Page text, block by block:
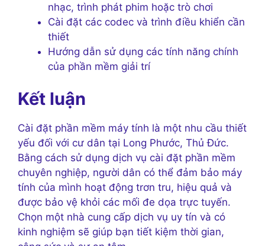
nhạc, trình phát phim hoặc trò chơi
Cài đặt các codec và trình điều khiển cần
thiết
Hướng dẫn sử dụng các tính năng chính
của phần mềm giải trí
Kết luận
Cài đặt phần mềm máy tính là một nhu cầu thiết
yếu đối với cư dân tại Long Phước, Thủ Đức.
Bằng cách sử dụng dịch vụ cài đặt phần mềm
chuyên nghiệp, người dân có thể đảm bảo máy
tính của mình hoạt động trơn tru, hiệu quả và
được bảo vệ khỏi các mối đe dọa trực tuyến.
Chọn một nhà cung cấp dịch vụ uy tín và có
kinh nghiệm sẽ giúp bạn tiết kiệm thời gian,